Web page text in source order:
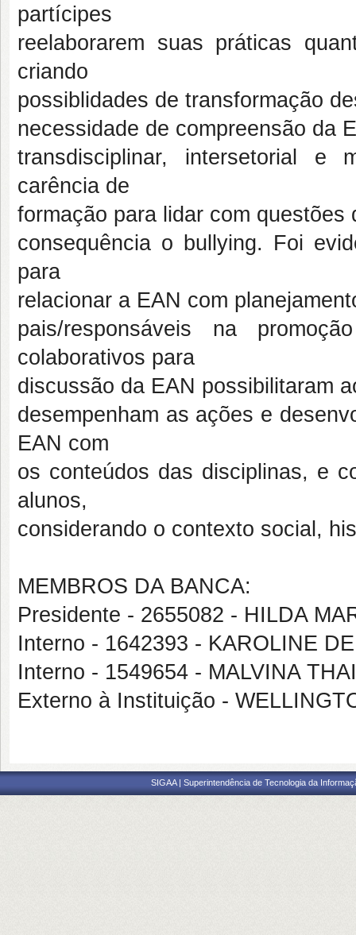
partícipes
reelaborarem suas práticas
criando
possiblidades de transformação
necessidade de compreensão da
transdisciplinar, intersetorial e
carência de
formação para lidar com
consequência o bullying. Foi
para
relacionar a EAN com
pais/responsáveis na
colaborativos para
discussão da EAN possibilitaram
desempenham as ações e
EAN com
os conteúdos das disciplinas, e
alunos,
considerando o contexto social,
MEMBROS DA BANCA:
Presidente - 2655082 - HILDA
Interno - 1642393 - KAROLINE
Interno - 1549654 - MALVINA
Externo à Instituição -
SIGAA | Superintendência de Tecnologia da